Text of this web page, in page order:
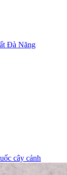
Đà Năng
cây cảnh